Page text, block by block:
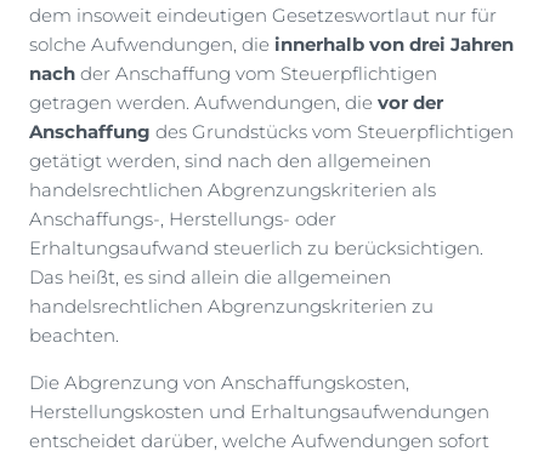
dem insoweit eindeutigen Gesetzeswortlaut nur für
solche Aufwendungen, die innerhalb von drei Jahren
nach der Anschaffung vom Steuerpflichtigen
getragen werden. Aufwendungen, die vor der
Anschaffung des Grundstücks vom Steuerpflichtigen
getätigt werden, sind nach den allgemeinen
handelsrechtlichen Abgrenzungskriterien als
Anschaffungs-, Herstellungs- oder
Erhaltungsaufwand steuerlich zu berücksichtigen.
Das heißt, es sind allein die allgemeinen
handelsrechtlichen Abgrenzungskriterien zu
beachten.
Die Abgrenzung von Anschaffungskosten,
Herstellungskosten und Erhaltungsaufwendungen
entscheidet darüber, welche Aufwendungen sofort